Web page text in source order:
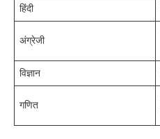
हिंदी
अंग्रेजी
विज्ञान
गणित